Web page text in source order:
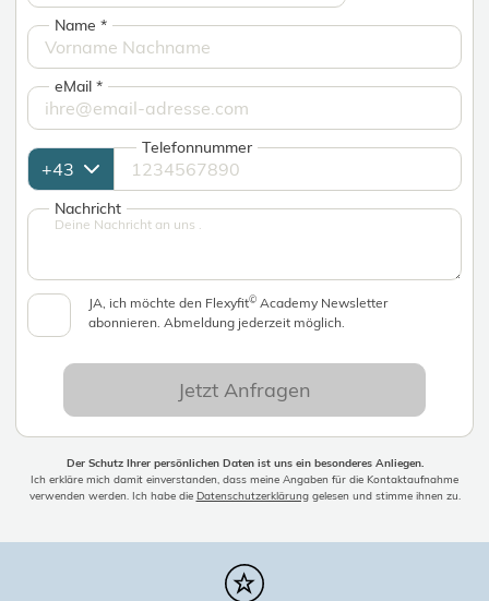
Name*
eMail*
Telefonnummer
Nachricht
JA, ich möchte den Flexyfit© Academy Newsletter
abonnieren. Abmeldung jederzeit möglich.
Jetzt Anfragen
Der Schutz Ihrer persönlichen Daten ist uns ein besonderes Anliegen.
Ich erkläre mich damit einverstanden, dass meine Angaben für die Kontaktaufnahme
verwenden werden. Ich habe die Datenschutzerklärunggelesen und stimme ihnen zu.